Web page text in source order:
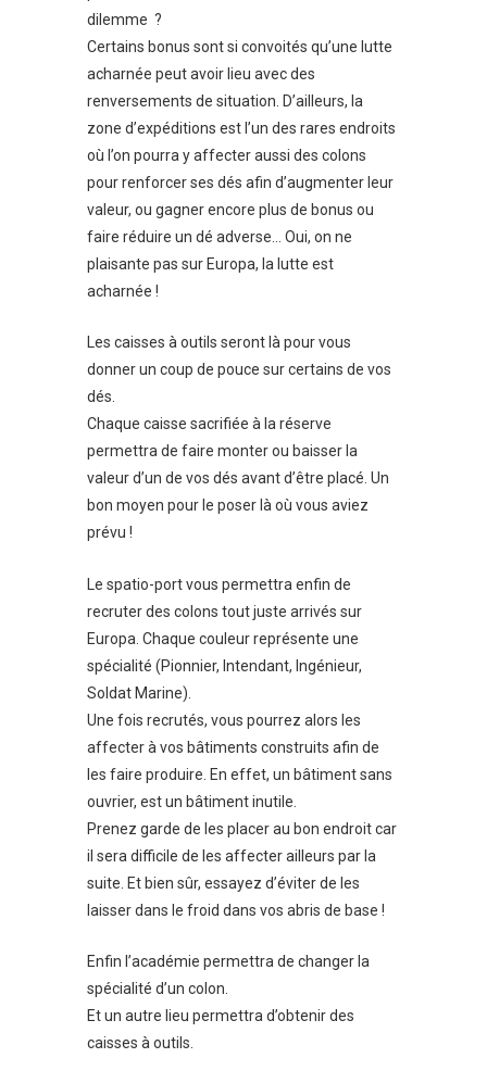
dilemme ?
Certains bonus sont si convoités qu’une lutte
acharnée peut avoir lieu avec des
renversements de situation. D’ailleurs, la
zone d’expéditions est l’un des rares endroits
où l’on pourra y affecter aussi des colons
pour renforcer ses dés afin d’augmenter leur
valeur, ou gagner encore plus de bonus ou
faire réduire un dé adverse… Oui, on ne
plaisante pas sur Europa, la lutte est
acharnée !
Les caisses à outils seront là pour vous
donner un coup de pouce sur certains de vos
dés.
Chaque caisse sacrifiée à la réserve
permettra de faire monter ou baisser la
valeur d’un de vos dés avant d’être placé. Un
bon moyen pour le poser là où vous aviez
prévu !
Le spatio-port vous permettra enfin de
recruter des colons tout juste arrivés sur
Europa. Chaque couleur représente une
spécialité (Pionnier, Intendant, Ingénieur,
Soldat Marine).
Une fois recrutés, vous pourrez alors les
affecter à vos bâtiments construits afin de
les faire produire. En effet, un bâtiment sans
ouvrier, est un bâtiment inutile.
Prenez garde de les placer au bon endroit car
il sera difficile de les affecter ailleurs par la
suite. Et bien sûr, essayez d’éviter de les
laisser dans le froid dans vos abris de base !
Enfin l’académie permettra de changer la
spécialité d’un colon.
Et un autre lieu permettra d’obtenir des
caisses à outils.